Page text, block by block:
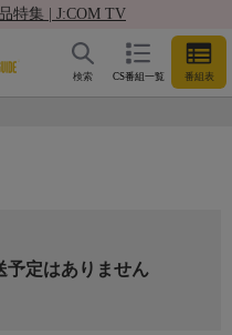
特集 | J:COM TV
CS番組一覧 番組表
検索
予定はありません